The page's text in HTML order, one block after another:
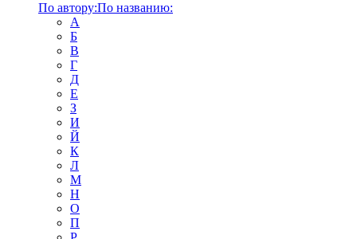
По автору:По названию:
А
Б
В
Г
Д
Е
З
И
Й
К
Л
М
Н
О
П